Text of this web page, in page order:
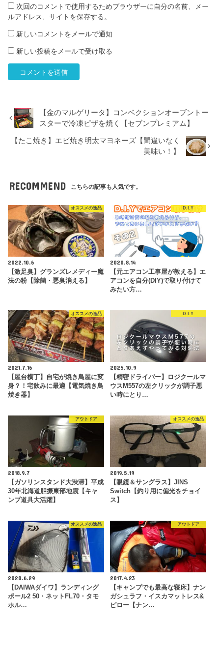
次回のコメントで使用するためブラウザーに自分の名前、メー
ルアドレス、サイトを保存する。
新しいコメントをメールで通知
新しい投稿をメールで受け取る
【金のマルゲリータ】コンベクションオーブントー
スターで冷凍ピザを焼く【セブンプレミアム】
【たこ焼き】エビ焼き明太マヨネーズ【間違いなく
美味い！】
RECOMMEND こちらの記事も人気です。
オススメの逸品
2022.10.6
【激足臭】グランズレメディー魔
法の粉【除菌・悪臭消える】
D.I.Y
2020.8.14
【元エアコン工事屋が教える】エ
アコンを自分(DIY)で取り付けて
みたい方…
オススメの逸品
2021.7.16
【屋台横丁】自宅が焼き鳥屋に変
身？！宅飲みに最適【電気焼き鳥
焼き器】
D.I.Y
2025.10.9
【精密ドライバー】ロジクールマ
ウスM557の左クリックが調子悪
い時にとり…
アウトドア
2018.9.7
【ガソリンスタンド大渋滞】平成
30年北海道胆振東部地震【キャ
ンプ道具大活躍】
オススメの逸品
2019.5.19
【眼鏡＆サングラス】JINS
Switch【釣り用に偏光をチョイ
ス】
オススメの逸品
2020.6.29
【DAIWAダイワ】ランディング
ポール2 50・ネットFL70・タモ
ホル…
アウトドア
2017.4.23
【キャンプでも最高な寝床】ナン
ガシュラフ・イスカマットレス&
ピロー【ナン…